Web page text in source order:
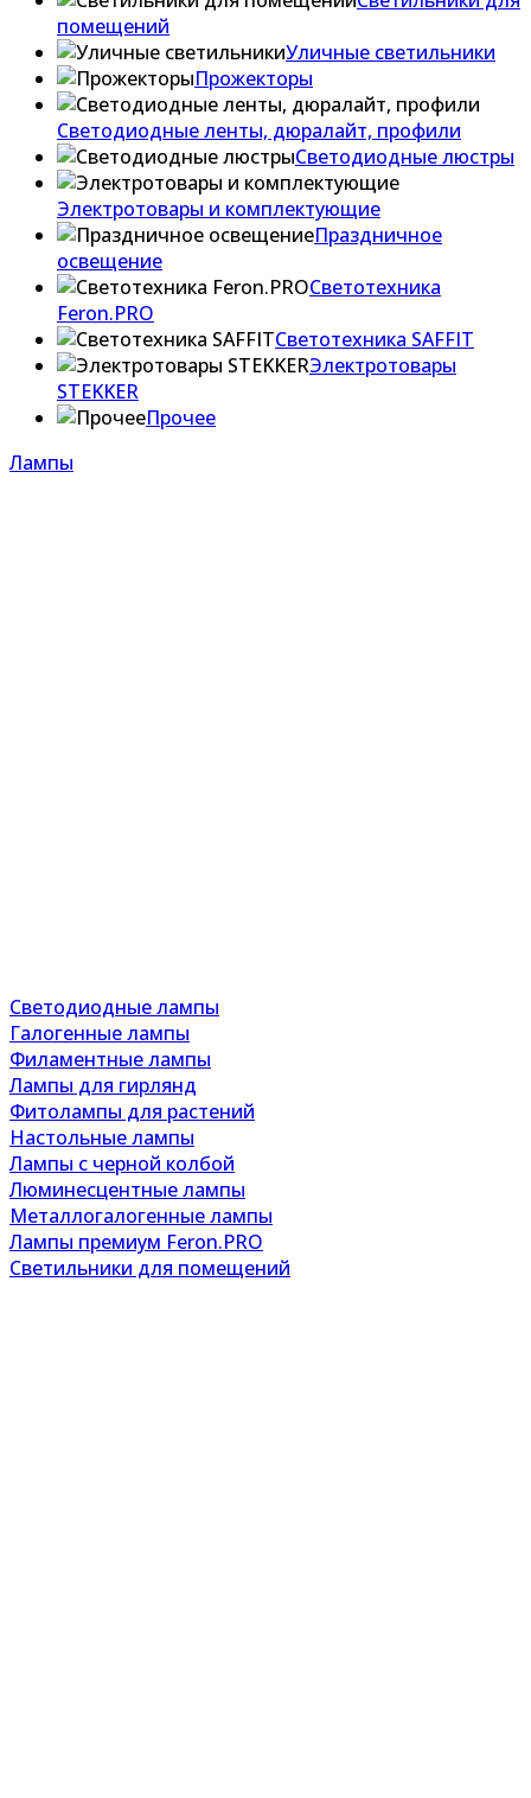
помещений
Уличные светильники
Прожекторы
Светодиодные ленты, дюралайт, профили
Светодиодные люстры
Электротовары и комплектующие
Праздничное
освещение
Светотехника
Feron.PRO
Светотехника SAFFIT
Электротовары
STEKKER
Прочее
Лампы
Светодиодные лампы
Галогенные лампы
Филаментные лампы
Лампы для гирлянд
Фитолампы для растений
Настольные лампы
Лампы с черной колбой
Люминесцентные лампы
Металлогалогенные лампы
Лампы премиум Feron.PRO
Светильники для помещений